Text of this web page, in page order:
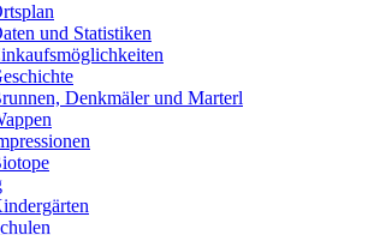
und Statistiken
Denkmäler und Marterl